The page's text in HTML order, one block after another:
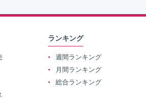
ランキング
週間ランキング
月間ランキング
総合ランキング